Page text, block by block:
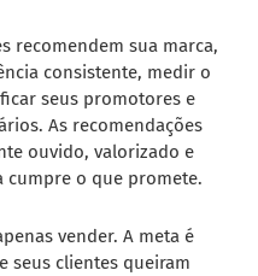
recomendem sua marca,
consistente, medir o
seus promotores e
As recomendações
ouvido, valorizado e
cumpre o que promete.
vender. A meta é
seus clientes queiram